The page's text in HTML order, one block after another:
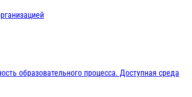
образовательного процесса. Доступная среда